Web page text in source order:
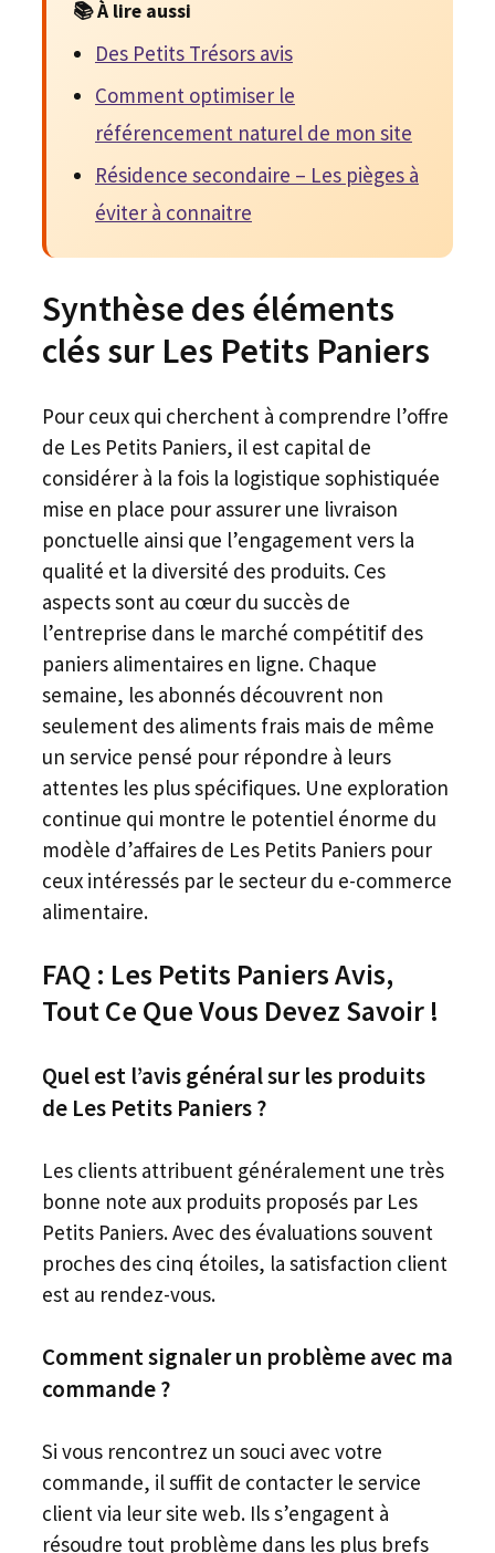
📚 À lire aussi
Des Petits Trésors avis
Comment optimiser le
référencement naturel de mon site
Résidence secondaire – Les pièges à
éviter à connaitre
Synthèse des éléments
clés sur Les Petits Paniers
Pour ceux qui cherchent à comprendre l’offre
de Les Petits Paniers, il est capital de
considérer à la fois la logistique sophistiquée
mise en place pour assurer une livraison
ponctuelle ainsi que l’engagement vers la
qualité et la diversité des produits. Ces
aspects sont au cœur du succès de
l’entreprise dans le marché compétitif des
paniers alimentaires en ligne. Chaque
semaine, les abonnés découvrent non
seulement des aliments frais mais de même
un service pensé pour répondre à leurs
attentes les plus spécifiques. Une exploration
continue qui montre le potentiel énorme du
modèle d’affaires de Les Petits Paniers pour
ceux intéressés par le secteur du e-commerce
alimentaire.
FAQ : Les Petits Paniers Avis,
Tout Ce Que Vous Devez Savoir !
Quel est l’avis général sur les produits
de Les Petits Paniers ?
Les clients attribuent généralement une très
bonne note aux produits proposés par Les
Petits Paniers. Avec des évaluations souvent
proches des cinq étoiles, la satisfaction client
est au rendez-vous.
Comment signaler un problème avec ma
commande ?
Si vous rencontrez un souci avec votre
commande, il suffit de contacter le service
client via leur site web. Ils s’engagent à
résoudre tout problème dans les plus brefs